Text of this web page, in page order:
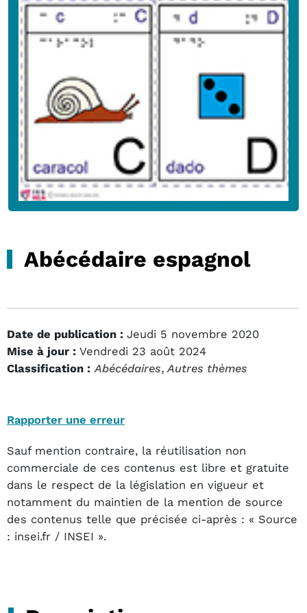
Abécédaire espagnol
Date de publication : Jeudi 5 novembre 2020
Mise à jour : Vendredi 23 août 2024
Classification : Abécédaires, Autres thèmes
Rapporter une erreur
Sauf mention contraire, la réutilisation non
commerciale de ces contenus est libre et gratuite
dans le respect de la législation en vigueur et
notamment du maintien de la mention de source
des contenus telle que précisée ci-après : « Source
: insei.fr / INSEI ».